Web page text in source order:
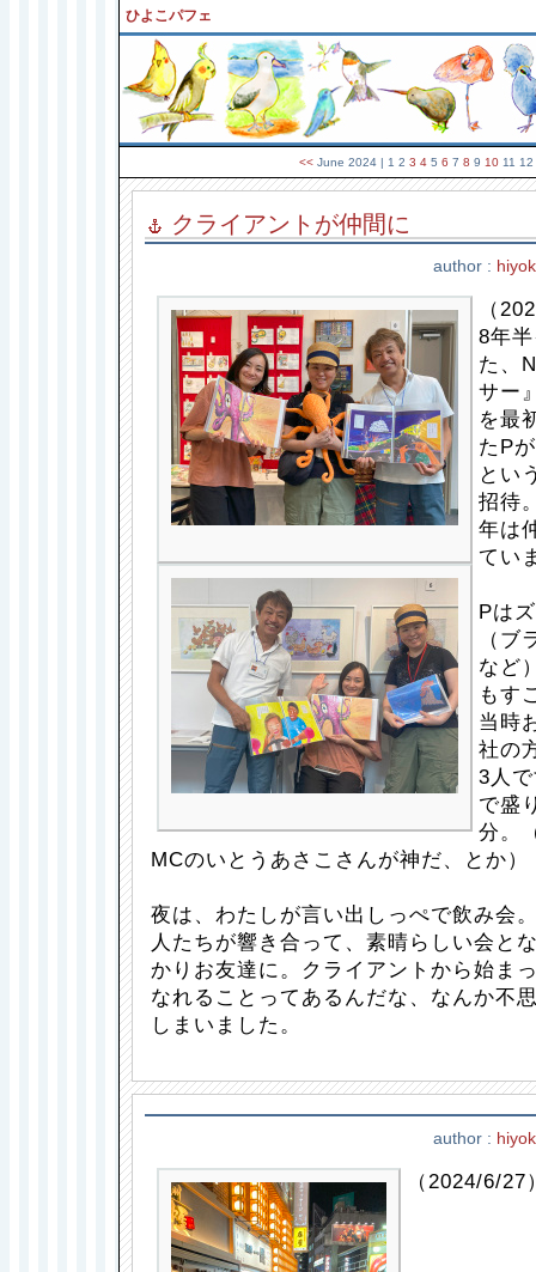
ひよこパフェ
<< June 2024| 1 2 3 45 6 7 8 9 1011 12
クライアントが仲間に
author :
（
8年
た、
サー
を最
たP
とい
招待
年は
てい
Pは
（ブ
など
もす
当時
社の
3人
で盛
分。
MCのいとうあさこさんが神だ、とか）
夜は、わたしが言い出しっぺで飲み会
人たちが響き合って、素晴らしい会と
かりお友達に。クライアントから始ま
なれることってあるんだな、なんか不
しまいました。
author :
（2024/6/27